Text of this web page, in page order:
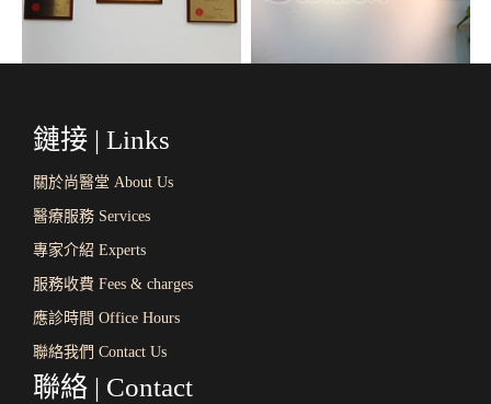
鏈接 | Links
關於尚醫堂 About Us
醫療服務 Services
專家介紹 Experts
服務收費 Fees & charges
應診時間 Office Hours
聯絡我們 Contact Us
聯絡 | Contact